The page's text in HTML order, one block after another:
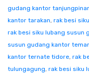
gudang kantor
kantor tarakan, rak besi
rak besi siku lubang susun
susun gudang kantor
kantor ternate tidore, rak
tulungagung, rak besi siku